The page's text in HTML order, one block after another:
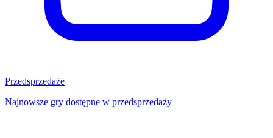
Przedsprzedaże
Najnowsze gry dostępne w przedsprzedaży